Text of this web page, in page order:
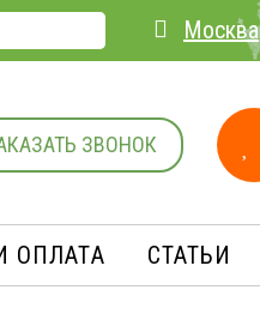
Москва
ЗВОНОК
ОПЛАТA СТАТЬИ